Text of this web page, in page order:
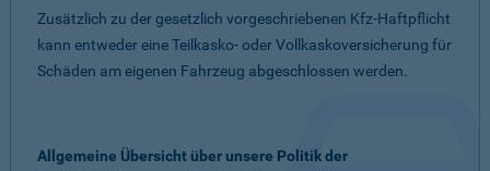
Zusätzlich zu der gesetzlich vorgeschriebenen Kfz-Haftpflicht
kann entweder eine Teilkasko- oder Vollkaskoversicherung für
Schäden am eigenen Fahrzeug abgeschlossen werden.
Allgemeine Übersicht über unsere Politik der